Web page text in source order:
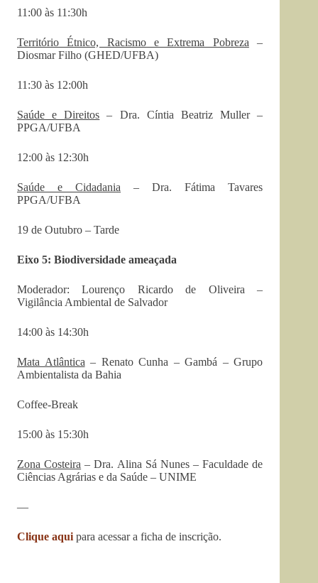
11:00 às 11:30h
Território Étnico, Racismo e Extrema Pobreza –
Diosmar Filho (GHED/UFBA)
11:30 às 12:00h
Saúde e Direitos – Dra. Cíntia Beatriz Muller –
PPGA/UFBA
12:00 às 12:30h
Saúde e Cidadania – Dra. Fátima Tavares
PPGA/UFBA
19 de Outubro – Tarde
Eixo 5: Biodiversidade ameaçada
Moderador: Lourenço Ricardo de Oliveira –
Vigilância Ambiental de Salvador
14:00 às 14:30h
Mata Atlântica – Renato Cunha – Gambá – Grupo
Ambientalista da Bahia
Coffee-Break
15:00 às 15:30h
Zona Costeira – Dra. Alina Sá Nunes – Faculdade de
Ciências Agrárias e da Saúde – UNIME
—
Clique aqui para acessar a ficha de inscrição.